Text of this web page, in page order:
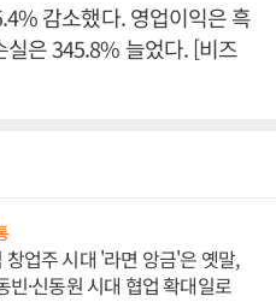
감소했다. 영업이익은 흑
은 345.8% 늘었다. [비즈
창업주 시대 '라면 앙금'은 옛말,
빈·신동원 시대 협업 확대일로